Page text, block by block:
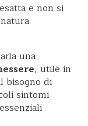
e non si
una
, utile in
bisogno di
sintomi